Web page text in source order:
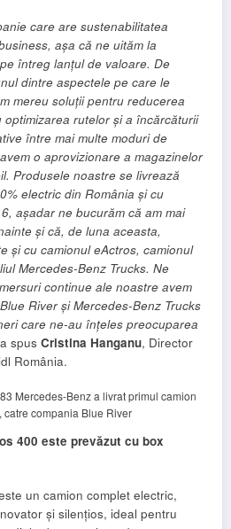
care are sustenabilitatea
așa că ne uităm la
întreg lanțul de valoare. De
dintre aspectele pe care le
mereu soluții pentru reducerea
rutelor și a încărcăturii
între mai multe moduri de
o aprovizionare a magazinelor
Produsele noastre se livrează
electric din România și cu
așadar ne bucurăm că am mai
și că, de luna aceasta,
și cu camionul eActros, camionul
Mercedes-Benz Trucks. Ne
continue ale noastre avem
River și Mercedes-Benz Trucks
care ne-au înțeles preocuparea
a spus Cristina Hanganu, Director
România.
400 este prevăzut cu box
un camion complet electric,
și silențios, ideal pentru